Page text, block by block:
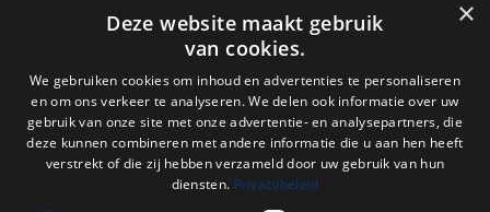
Openingstijden
Nieuwsbrief
×
Deze website maakt gebruik
van cookies.
We gebruiken cookies om inhoud en advertenties te personaliseren
en om ons verkeer te analyseren. We delen ook informatie over uw
gebruik van onze site met onze advertentie- en analysepartners, die
deze kunnen combineren met andere informatie die u aan hen heeft
verstrekt of die zij hebben verzameld door uw gebruik van hun
diensten. Privacybeleid